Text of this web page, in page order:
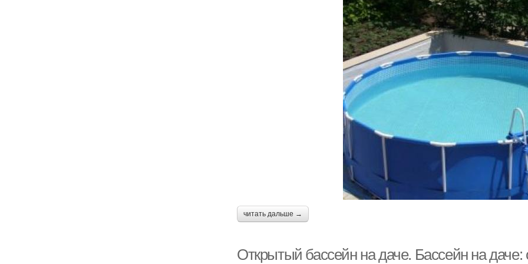
читать дальше →
Открытый бассейн на даче. Бассейн на даче: